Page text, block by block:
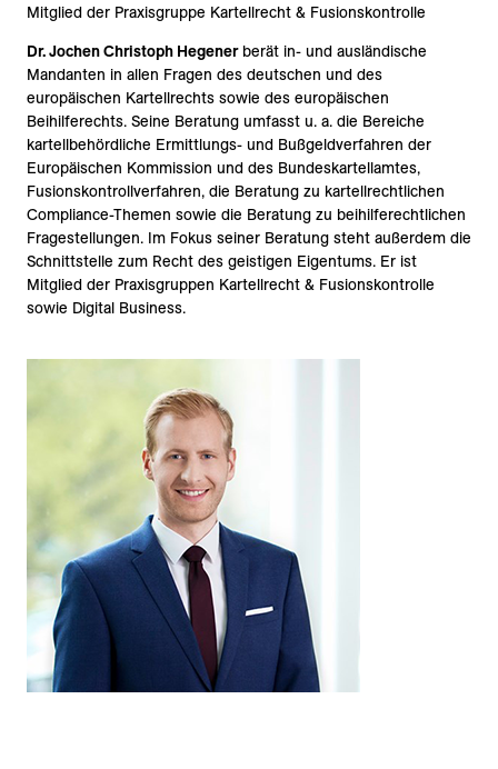
Mitglied der Praxisgruppe Kartellrecht & Fusionskontrolle
Dr. Jochen Christoph Hegenerberät in- und ausländische
Mandanten in allen Fragen des deutschen und des
europäischen Kartellrechts sowie des europäischen
Beihilferechts. Seine Beratung umfasst u. a. die Bereiche
kartellbehördliche Ermittlungs- und Bußgeldverfahren der
Europäischen Kommission und des Bundeskartellamtes,
Fusionskontrollverfahren, die Beratung zu kartellrechtlichen
Compliance-Themen sowie die Beratung zu beihilferechtlichen
Fragestellungen. Im Fokus seiner Beratung steht außerdem die
Schnittstelle zum Recht des geistigen Eigentums. Er ist
Mitglied der Praxisgruppen Kartellrecht & Fusionskontrolle
sowie Digital Business.